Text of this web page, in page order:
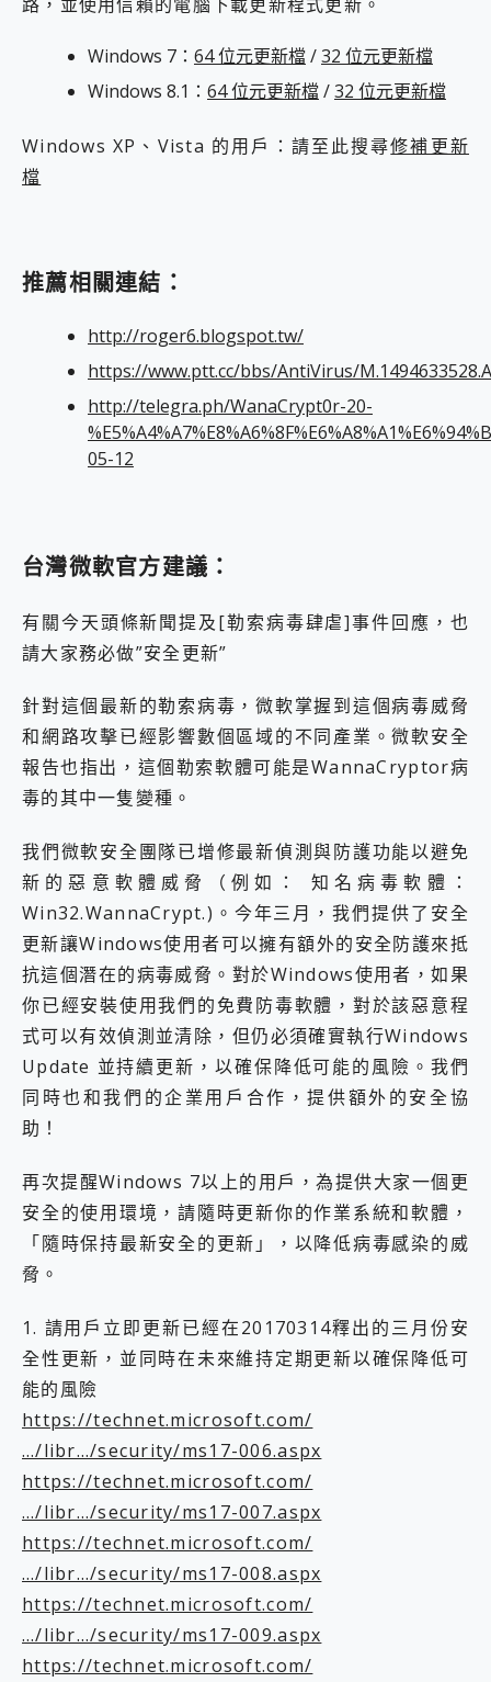
Windows 7： 64 位元更新檔/32 位元更新檔
Windows 8.1： 64 位元更新檔/32 位元更新檔
Windows XP、Vista 的用戶：請至此搜尋修補更新
檔
推薦相關連結：
http://roger6.blogspot.tw/
https://www.ptt.cc/bbs/AntiVirus/
http://telegra.ph/WanaCrypt0r-20-
05-12
台灣微軟官方建議：
有關今天頭條新聞提及[勒索病毒肆虐]事件回應，也
請大家務必做”安全更新”
針對這個最新的勒索病毒，微軟掌握到這個病毒威脅
和網路攻擊已經影響數個區域的不同產業。微軟安全
報告也指出，這個勒索軟體可能是WannaCryptor病
毒的其中一隻變種。
我們微軟安全團隊已增修最新偵測與防護功能以避免
新的惡意軟體威脅（例如： 知名病毒軟體：
Win32.WannaCrypt.)。今年三月，我們提供了安全
更新讓Windows使用者可以擁有額外的安全防護來抵
抗這個潛在的病毒威脅。對於Windows使用者，如果
你已經安裝使用我們的免費防毒軟體，對於該惡意程
式可以有效偵測並清除，但仍必須確實執行Windows
Update 並持續更新，以確保降低可能的風險。我們
同時也和我們的企業用戶合作，提供額外的安全協
助！
再次提醒Windows 7以上的用戶，為提供大家一個更
安全的使用環境，請隨時更新你的作業系統和軟體，
「隨時保持最新安全的更新」，以降低病毒感染的威
脅。
1. 請用戶立即更新已經在20170314釋出的三月份安
全性更新，並同時在未來維持定期更新以確保降低可
能的風險
https://technet.microsoft.com/
…/libr…/security/ms17-006.aspx
https://technet.microsoft.com/
…/libr…/security/ms17-007.aspx
https://technet.microsoft.com/
…/libr…/security/ms17-008.aspx
https://technet.microsoft.com/
…/libr…/security/ms17-009.aspx
https://technet.microsoft.com/